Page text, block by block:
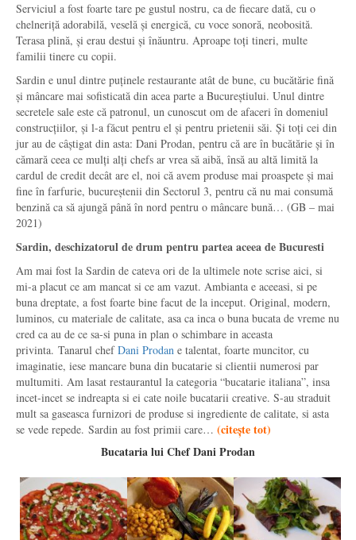
Serviciul a fost foarte tare pe gustul nostru, ca de fiecare dată, cu o
chelneriță adorabilă, veselă și energică, cu voce sonoră, neobosită.
Terasa plină, și erau destui și înăuntru. Aproape toți tineri, multe
familii tinere cu copii.
Sardin e unul dintre puținele restaurante atât de bune, cu bucătărie fină
și mâncare mai sofisticată din acea parte a Bucureștiului. Unul dintre
secretele sale este că patronul, un cunoscut om de afaceri în domeniul
construcțiilor, și l-a făcut pentru el și pentru prietenii săi. Și toți cei din
jur au de câștigat din asta: Dani Prodan, pentru că are în bucătărie și în
cămară ceea ce mulți alți chefs ar vrea să aibă, însă au altă limită la
cardul de credit decât are el, noi că avem produse mai proaspete și mai
fine în farfurie, bucureștenii din Sectorul 3, pentru că nu mai consumă
benzină ca să ajungă până în nord pentru o mâncare bună… (GB – mai
2021)
Sardin, deschizatorul de drum pentru partea aceea de Bucuresti
Am mai fost la Sardin de cateva ori de la ultimele note scrise aici, si
mi-a placut ce am mancat si ce am vazut. Ambianta e aceeasi, si pe
buna dreptate, a fost foarte bine facut de la inceput. Original, modern,
luminos, cu materiale de calitate, asa ca inca o buna bucata de vreme nu
cred ca au de ce sa-si puna in plan o schimbare in aceasta
privinta. Tanarul chefDani Prodan e talentat, foarte muncitor, cu
imaginatie, iese mancare buna din bucatarie si clientii numerosi par
multumiti. Am lasat restaurantul la categoria “bucatarie italiana”, insa
incet-incet se indreapta si ei cate noile bucatarii creative. S-au straduit
mult sa gaseasca furnizori de produse si ingrediente de calitate, si asta
se vede repede. Sardin au fost primii care… (citește tot)
Bucataria lui Chef Dani Prodan